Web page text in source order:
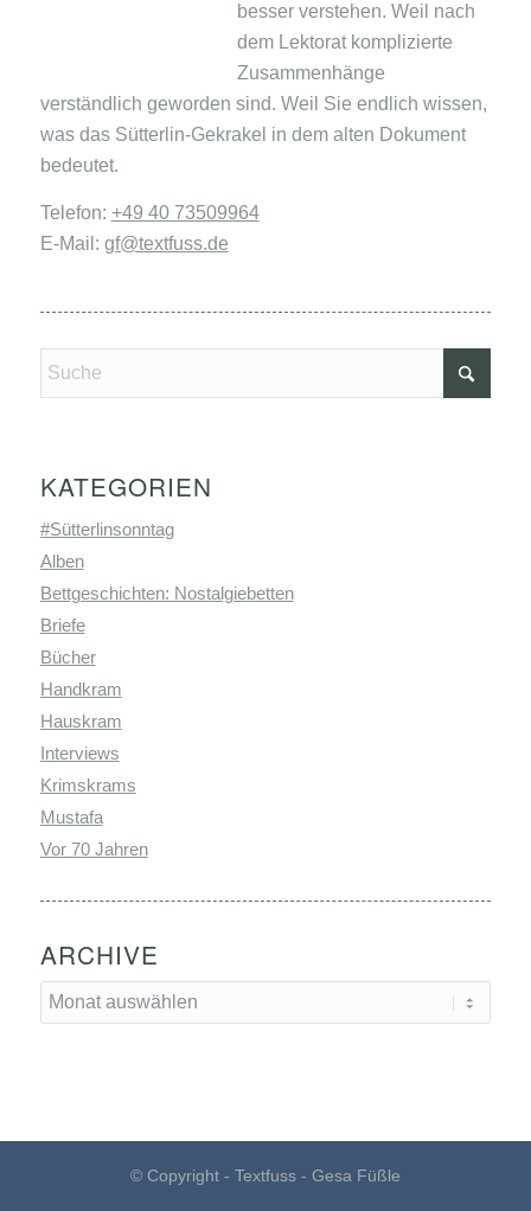
besser verstehen. Weil nach
dem Lektorat komplizierte
Zusammenhänge
verständlich geworden sind. Weil Sie endlich wissen,
was das Sütterlin-Gekrakel in dem alten Dokument
bedeutet.
Telefon: +49 40 73509964
E-Mail: gf@textfuss.de
KATEGORIEN
#Sütterlinsonntag
Alben
Bettgeschichten: Nostalgiebetten
Briefe
Bücher
Handkram
Hauskram
Interviews
Krimskrams
Mustafa
Vor 70 Jahren
ARCHIVE
© Copyright - Textfuss - Gesa Füßle